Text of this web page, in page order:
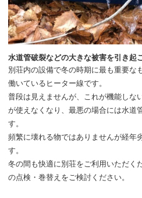
管理体制
建築・リフォーム
特設サイト
水道管破裂などの大きな被害を引き起
別荘内の設備で冬の時期に最も重要な
働いているヒーター線です。
普段は見えませんが、これが機能しな
が使えなくなり、最悪の場合には水道
す。
頻繁に壊れる物ではありませんが経年
す。
冬の間も快適に別荘をご利用いただく
の点検・巻替えをご検討ください。